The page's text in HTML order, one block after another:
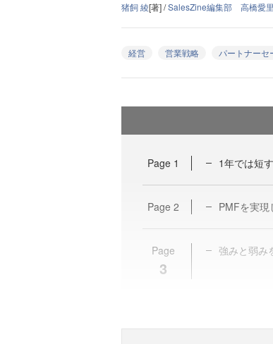
猪飼 綾[著] /SalesZine編集部 高橋愛里
経営 営業戦略 パートナーセ
Page 1 1年では短
Page 2 PMFを実現
Page
3
強みと弱み